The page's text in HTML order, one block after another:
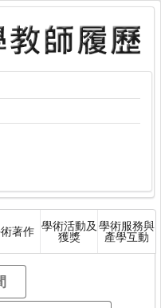
著作 學術活動及
獲獎
學術服務與
產學互動